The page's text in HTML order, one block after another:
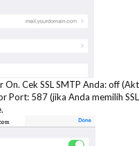
On. Cek SSL SMTP Anda: off
Port: 587 (jika Anda memilih